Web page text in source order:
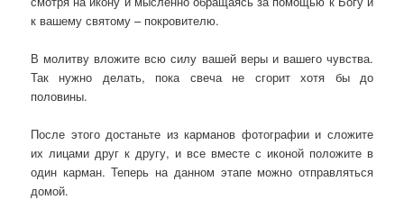
к вашему святому – покровителю.
В молитву вложите всю силу вашей веры и вашего чувства.
Так нужно делать, пока свеча не сгорит хотя бы до
половины.
После этого достаньте из карманов фотографии и сложите
их лицами друг к другу, и все вместе с иконой положите в
один карман. Теперь на данном этапе можно отправляться
домой.